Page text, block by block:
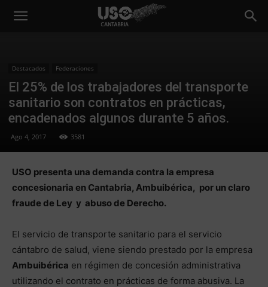
Destacados Federaciones
El 25% de los trabajadores del transporte
sanitario son contratos en prácticas,
encadenados algunos durante 5 años.
Ago 4, 2017 3581
USO presenta una demanda contra la empresa
concesionaria en Cantabria, Ambuibérica, por un claro
fraude de Ley y abuso de Derecho.
El servicio de transporte sanitario para el servicio
cántabro de salud, viene siendo prestado por la empresa
Ambuibérica en régimen de concesión administrativa
utilizando el contrato en prácticas de forma abusiva. La